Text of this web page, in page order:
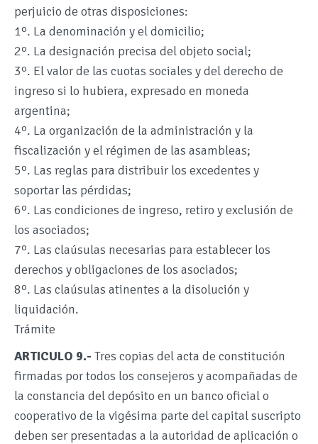
perjuicio de otras disposiciones:
1º. La denominación y el domicilio;
2º. La designación precisa del objeto social;
3º. El valor de las cuotas sociales y del derecho de
ingreso si lo hubiera, expresado en moneda
argentina;
4º. La organización de la administración y la
fiscalización y el régimen de las asambleas;
5º. Las reglas para distribuir los excedentes y
soportar las pérdidas;
6º. Las condiciones de ingreso, retiro y exclusión de
los asociados;
7º. Las claúsulas necesarias para establecer los
derechos y obligaciones de los asociados;
8º. Las claúsulas atinentes a la disolución y
liquidación.
Trámite
ARTICULO 9.- Tres copias del acta de constitución
firmadas por todos los consejeros y acompañadas de
la constancia del depósito en un banco oficial o
cooperativo de la vigésima parte del capital suscripto
deben ser presentadas a la autoridad de aplicación o